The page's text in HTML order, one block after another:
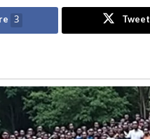
3 Tweet